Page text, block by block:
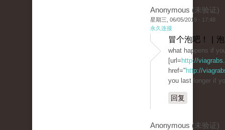
Anonymous (未验证)
星期三, 06/05/2019 - 17:48
永久连接
冒个泡吧！ |
what happens if
[url= http://
href=" http://
you last longer if
回复
Anonymous (未验证)